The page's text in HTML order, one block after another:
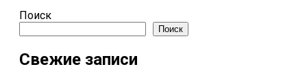
Поиск
Поиск
Свежие записи